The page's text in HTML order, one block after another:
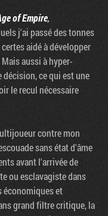
of Empire,
j'ai passé des tonnes
aidé à développer
aussi à hyper-
ce qui est une
le recul nécessaire
contre mon
sans état d'âme
avant l'arrivée de
ou esclavagiste dans
économiques et
grand filtre critique, la